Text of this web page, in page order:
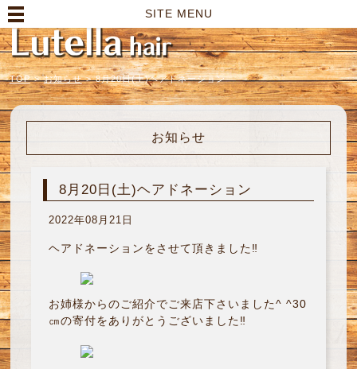
SITE MENU
TOP > お知らせ > 8月20日(土)ヘアドネーション
お知らせ
8月20日(土)ヘアドネーション
2022年08月21日
ヘアドネーションをさせて頂きました‼︎
お姉様からのご紹介でご来店下さいました^ ^30
㎝の寄付をありがとうございました‼︎